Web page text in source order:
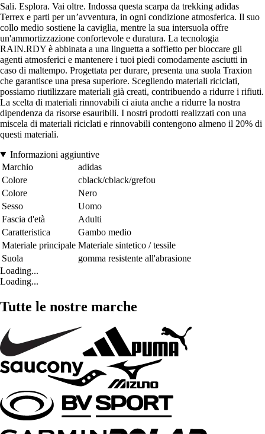
Sali. Esplora. Vai oltre. Indossa questa scarpa da trekking adidas
Terrex e parti per un’avventura, in ogni condizione atmosferica. Il suo
collo medio sostiene la caviglia, mentre la sua intersuola offre
un'ammortizzazione confortevole e duratura. La tecnologia
RAIN.RDY è abbinata a una linguetta a soffietto per bloccare gli
agenti atmosferici e mantenere i tuoi piedi comodamente asciutti in
caso di maltempo. Progettata per durare, presenta una suola Traxion
che garantisce una presa superiore. Scegliendo materiali riciclati,
possiamo riutilizzare materiali già creati, contribuendo a ridurre i rifiuti.
La scelta di materiali rinnovabili ci aiuta anche a ridurre la nostra
dipendenza da risorse esauribili. I nostri prodotti realizzati con una
miscela di materiali riciclati e rinnovabili contengono almeno il 20% di
questi materiali.
Informazioni aggiuntive
Marchio
adidas
Colore
cblack/cblack/grefou
Colore
Nero
Sesso
Uomo
Fascia d'età
Adulti
Caratteristica
Gambo medio
Materiale principale Materiale sintetico / tessile
Suola
gomma resistente all'abrasione
Loading...
Loading...
Tutte le nostre marche